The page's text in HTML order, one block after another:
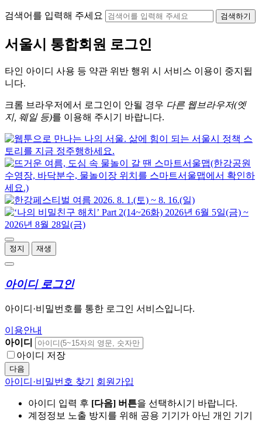
검색어를 입력해 주세요 검색하기
서울시 통합회원 로그인
타인 아이디 사용 등 약관 위반 행위 시 서비스 이용이 중지됩
니다.
크롬 브라우저에서 로그인이 안될 경우 다른 웹브라우저(엣
지, 웨일 등)를 이용해 주시기 바랍니다.
정지 재생
아이디 로그인
아이디·비밀번호를 통한 로그인 서비스입니다.
이용안내
아이디
아이디 저장
다음
아이디·비밀번호 찾기 회원가입
아이디 입력 후 [다음] 버튼을 선택하시기 바랍니다.
계정정보 노출 방지를 위해 공용 기기가 아닌 개인 기기